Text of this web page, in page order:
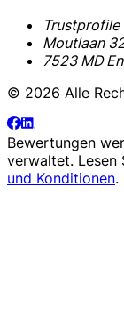
Trustprofile
Moutlaan
7523 MD
© 2026 Alle
Bewertungen
verwaltet. Lesen
und Konditionen.